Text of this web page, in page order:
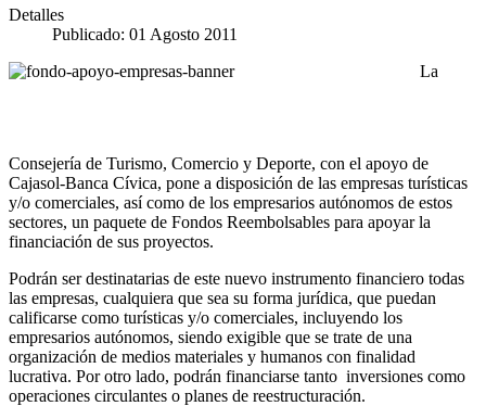
Detalles
Publicado: 01 Agosto 2011
La
Consejería de Turismo, Comercio y Deporte, con el apoyo de
Cajasol-Banca Cívica, pone a disposición de las empresas turísticas
y/o comerciales, así como de los empresarios autónomos de estos
sectores, un paquete de Fondos Reembolsables para apoyar la
financiación de sus proyectos.
Podrán ser destinatarias de este nuevo instrumento financiero todas
las empresas, cualquiera que sea su forma jurídica, que puedan
calificarse como turísticas y/o comerciales, incluyendo los
empresarios autónomos, siendo exigible que se trate de una
organización de medios materiales y humanos con finalidad
lucrativa. Por otro lado, podrán financiarse tanto inversiones como
operaciones circulantes o planes de reestructuración.